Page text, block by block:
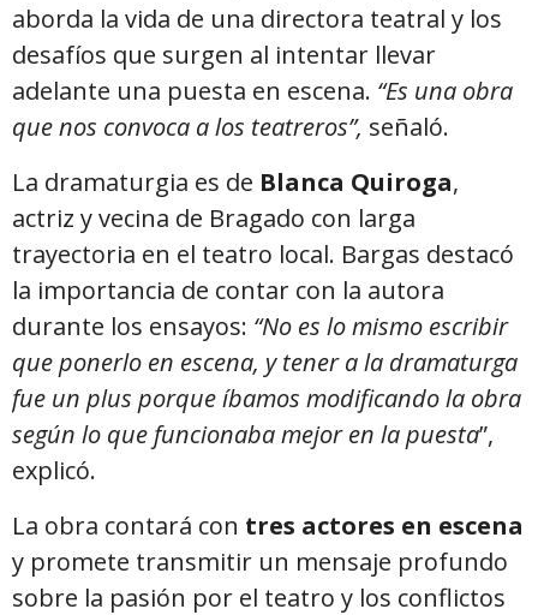
aborda la vida de una directora teatral y los
desafíos que surgen al intentar llevar
adelante una puesta en escena. “Es una obra
que nos convoca a los teatreros”, señaló.
La dramaturgia es de Blanca Quiroga,
actriz y vecina de Bragado con larga
trayectoria en el teatro local. Bargas destacó
la importancia de contar con la autora
durante los ensayos: “No es lo mismo escribir
que ponerlo en escena, y tener a la dramaturga
fue un plus porque íbamos modificando la obra
según lo que funcionaba mejor en la puesta”,
explicó.
La obra contará con tres actores en escena
y promete transmitir un mensaje profundo
sobre la pasión por el teatro y los conflictos